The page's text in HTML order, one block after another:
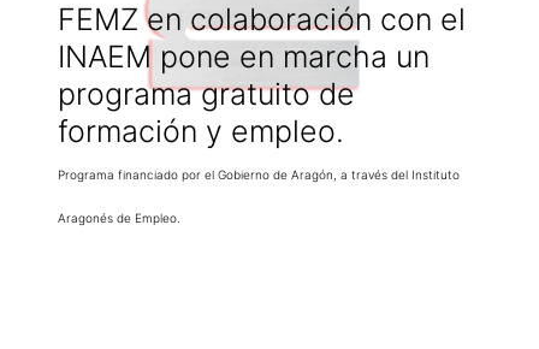
FEMZ en colaboración con el
INAEM pone en marcha un
programa gratuito de
formación y empleo.
Programa financiado por el Gobierno de Aragón, a través del Instituto
Aragonés de Empleo.